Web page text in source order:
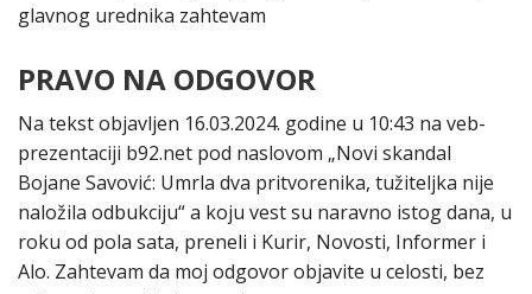
glavnog urednika zahtevam
PRAVO NA ODGOVOR
Na tekst objavljen 16.03.2024. godine u 10:43 na veb-
prezentaciji b92.net pod naslovom „Novi skandal
Bojane Savović: Umrla dva pritvorenika, tužiteljka nije
naložila odbukciju“ a koju vest su naravno istog dana, u
roku od pola sata, preneli i Kurir, Novosti, Informer i
Alo. Zahtevam da moj odgovor objavite u celosti, bez